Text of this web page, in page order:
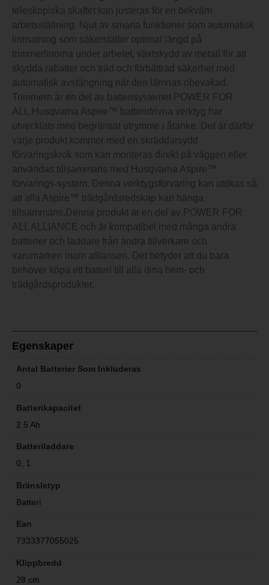
teleskopiska skaftet kan justeras för en bekväm
arbetsställning. Njut av smarta funktioner som automatisk
linmatning som säkerställer optimal längd på
trimmerlinorna under arbetet, växtskydd av metall för att
skydda rabatter och träd och förbättrad säkerhet med
automatisk avstängning när den lämnas obevakad.
Trimmern är en del av batterisystemet POWER FOR
ALL.Husqvarna Aspire™ batteridrivna verktyg har
utvecklats med begränsat utrymme i åtanke. Det är därför
varje produkt kommer med en skräddarsydd
förvaringskrok som kan monteras direkt på väggen eller
användas tillsammans med Husqvarna Aspire™
förvarings-system. Denna verktygsförvaring kan utökas så
att alla Aspire™ trädgårdsredskap kan hänga
tillsammans.Denna produkt är en del av POWER FOR
ALL ALLIANCE och är kompatibel med många andra
batterier och laddare från andra tillverkare och
varumärken inom alliansen. Det betyder att du bara
behöver köpa ett batteri till alla dina hem- och
trädgårdsprodukter.
Egenskaper
Antal Batterier Som Inkluderas
0
Batterikapacitet
2.5 Ah
Batteriladdare
0, 1
Bränsletyp
Batteri
Ean
7333377055025
Klippbredd
28 cm